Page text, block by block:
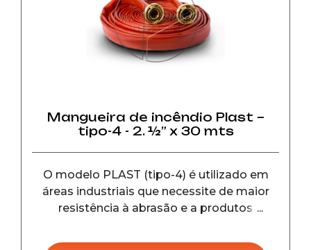
Mangueira de incêndio Plast –
tipo-4 - 2. ½” x 30 mts
O modelo PLAST (tipo-4) é utilizado em
áreas industriais que necessite de maior
resistência à abrasão e a produtos
de 45 mm (1. ½”) e 65 mm (2.1/2”), pressão